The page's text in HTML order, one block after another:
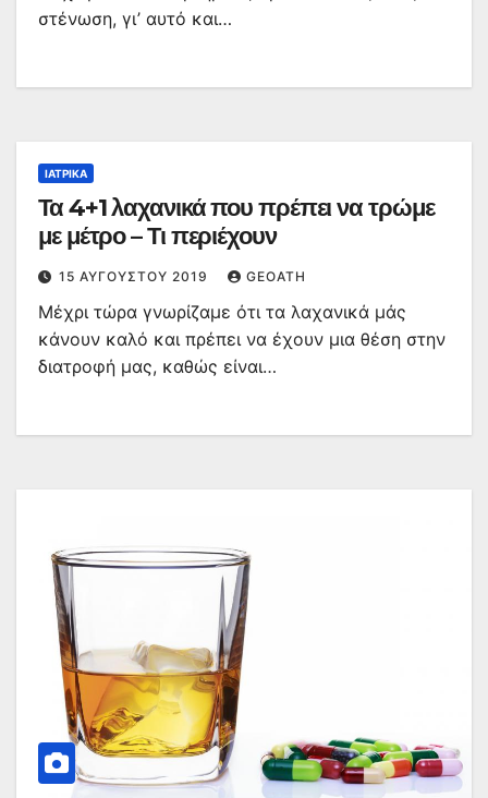
στένωση, γι’ αυτό και…
ΙΑΤΡΙΚΆ
Τα 4+1 λαχανικά που πρέπει να τρώμε
με μέτρο – Τι περιέχουν
15 ΑΥΓΟΎΣΤΟΥ 2019 GEOATH
Μέχρι τώρα γνωρίζαμε ότι τα λαχανικά μάς
κάνουν καλό και πρέπει να έχουν μια θέση στην
διατροφή μας, καθώς είναι…